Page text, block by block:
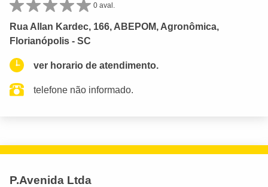
0 aval.
Rua Allan Kardec, 166, ABEPOM, Agronômica,
Florianópolis - SC
ver horario de atendimento.
telefone não informado.
P.Avenida Ltda